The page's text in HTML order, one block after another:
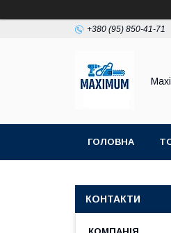
+380 (95) 850-41-71
ГОЛОВНА
КОНТАКТИ